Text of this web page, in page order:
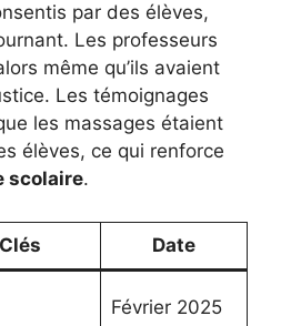
par des élèves,
Les professeurs
même qu’ils avaient
Les témoignages
les massages étaient
élèves, ce qui renforce
scolaire.
Date
Février 2025